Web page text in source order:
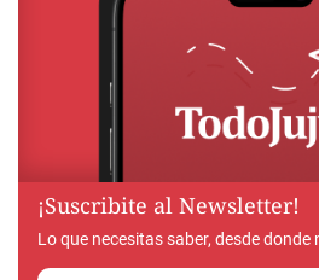
¡Suscribite al Newsletter!
Lo que necesitas saber, desde donde